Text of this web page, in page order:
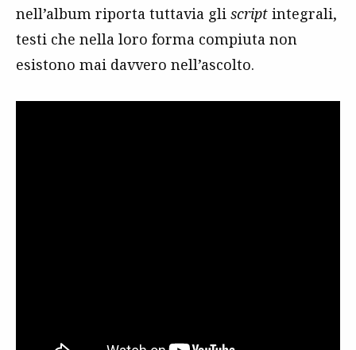
nell’album riporta tuttavia gli script integrali,
testi che nella loro forma compiuta non
esistono mai davvero nell’ascolto.